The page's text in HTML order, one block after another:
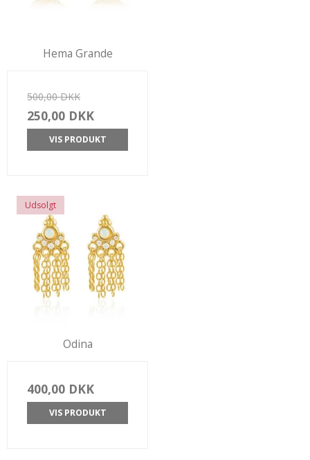
Hema Grande
500,00 DKK
250,00 DKK
VIS PRODUKT
Udsolgt
Odina
400,00 DKK
VIS PRODUKT